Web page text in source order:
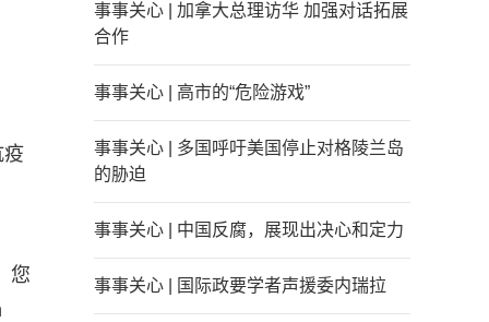
疫
您
事事关心 | 加拿大总理访华 加强对话拓展
合作
事事关心 | 高市的“危险游戏”
事事关心 | 多国呼吁美国停止对格陵兰岛
的胁迫
事事关心 | 中国反腐，展现出决心和定力
事事关心 | 国际政要学者声援委内瑞拉